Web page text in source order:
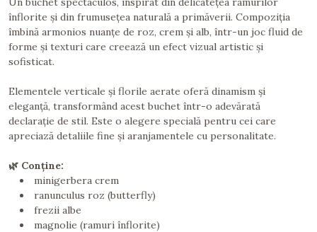
înflorite și din frumusețea naturală a primăverii. Compoziția
îmbină armonios nuanțe de roz, crem și alb, într-un joc fluid de
forme și texturi care creează un efect vizual artistic și
sofisticat.
Elementele verticale și florile aerate oferă dinamism și
eleganță, transformând acest buchet într-o adevărată
declarație de stil. Este o alegere specială pentru cei care
apreciază detaliile fine și aranjamentele cu personalitate.
🌿 Conține:
minigerbera crem
ranunculus roz (butterfly)
frezii albe
magnolie (ramuri înflorite)